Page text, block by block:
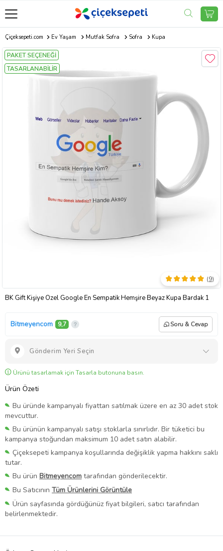
Çiçeksepeti.com Ev Yaşam Mutfak Sofra Sofra Kupa
PAKET SEÇENEĞİ
TASARLANABİLİR
BK Gift Kişiye Özel Google En Sempatik Hemşire Beyaz Kupa Bardak 1
(9)
Bitmeyencom 9,7 Soru & Cevap
Gönderim Yeri Seçin
Ürünü tasarlamak için Tasarla butonuna basın.
Ürün Özeti
Bu üründe kampanyalı fiyattan satılmak üzere en az 30 adet stok
mevcuttur.
Bu ürünün kampanyalı satışı stoklarla sınırlıdır. Bir tüketici bu
kampanya stoğundan maksimum 10 adet satın alabilir.
Çiçeksepeti kampanya koşullarında değişiklik yapma hakkını saklı
tutar.
Bu ürün Bitmeyencom tarafından gönderilecektir.
Bu Satıcının Tüm Ürünlerini Görüntüle
Ürün sayfasında gördüğünüz fiyat bilgileri, satıcı tarafından
belirlenmektedir.